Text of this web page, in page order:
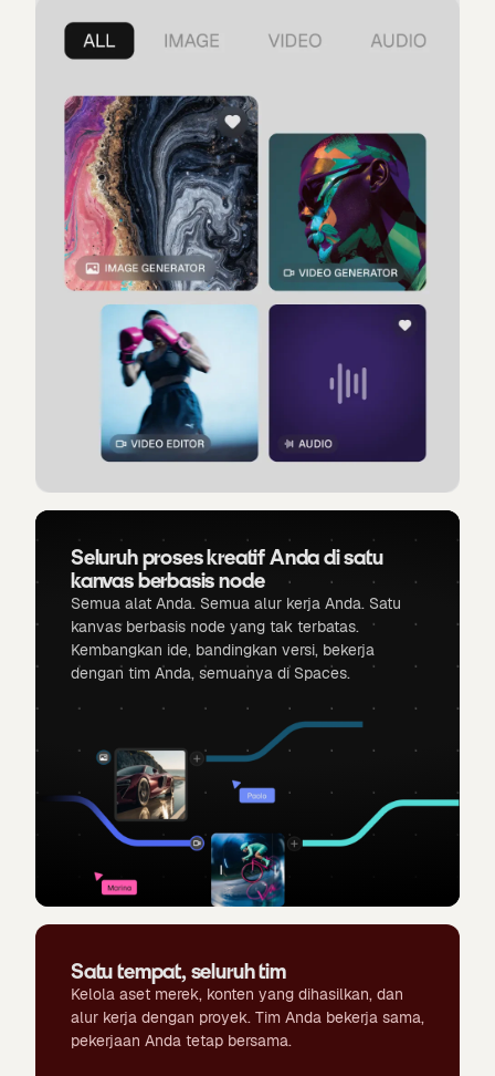
Seluruh proses kreatif Anda di satu
kanvas berbasis node
Semua alat Anda. Semua alur kerja Anda. Satu
kanvas berbasis node yang tak terbatas.
Kembangkan ide, bandingkan versi, bekerja
dengan tim Anda, semuanya di Spaces.
Satu tempat, seluruh tim
Kelola aset merek, konten yang dihasilkan, dan
alur kerja dengan proyek. Tim Anda bekerja sama,
pekerjaan Anda tetap bersama.